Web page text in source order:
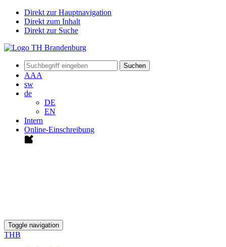
Direkt zur Hauptnavigation
Direkt zum Inhalt
Direkt zur Suche
Suchen
AAA
sw
de
DE
EN
Intern
Online-Einschreibung
Toggle navigation
THB